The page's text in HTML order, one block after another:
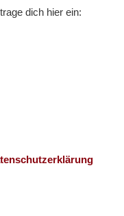
dich hier ein: